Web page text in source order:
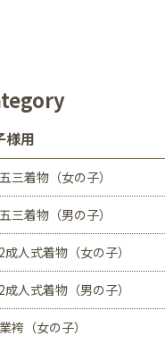
様用
三着物（女の子）
三着物（男の子）
成人式着物（女の子）
成人式着物（男の子）
袴（女の子）